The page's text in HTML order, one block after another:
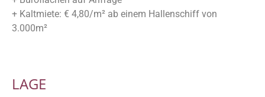
+ Kaltmiete: € 4,80/m² ab einem Hallenschiff von
3.000m²
LAGE